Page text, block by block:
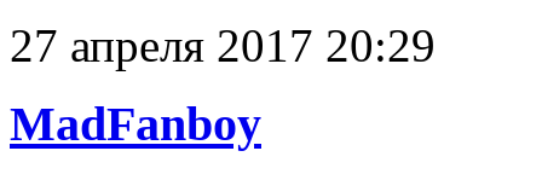
27 апреля 2017 20:29
MadFanboy